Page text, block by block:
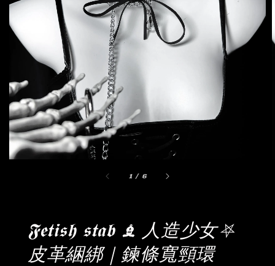
1 / 6
𝕱𝖊𝖙𝖎𝖘𝖍 𝖘𝖙𝖆𝖇 ♝ 人造少女⛧
皮革綑綁｜鍊條寬頸環